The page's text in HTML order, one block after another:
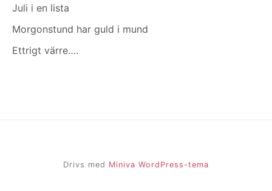
Juli i en lista
Morgonstund har guld i mund
Ettrigt värre….
Drivs med Miniva WordPress-tema